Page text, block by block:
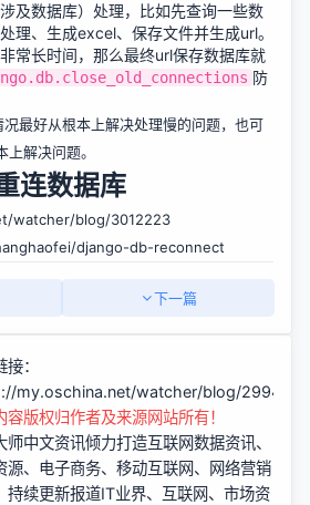
及数据库）处理，比如先查询一些数
理、生成excel、保存文件并生成url。
常长时间，那么最终url保存数据库就
防
最好从根本上解决处理慢的问题，也可
解决问题。
连数据库
watcher/blog/3012223
django-db-reconnect
下一篇
：
my.oschina.net/watcher/blog/2994509
容版权归作者及来源网站所有！
师中文资讯倾力打造互联网数据资讯、
源、电子商务、移动互联网、网络营销
持续更新报道IT业界、互联网、市场资